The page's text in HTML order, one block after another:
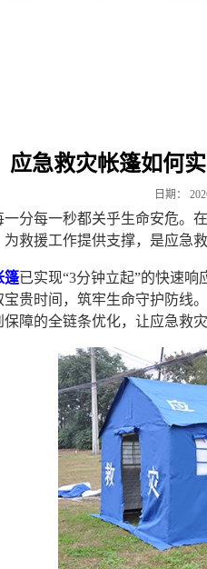
应急救灾帐篷如何
日期：
一分每一秒都关乎生命安危。
救援工作提供支撑，是应急
篷已实现“3分钟立起”的快速
贵时间，筑牢生命守护防线
障的全链条优化，让应急救